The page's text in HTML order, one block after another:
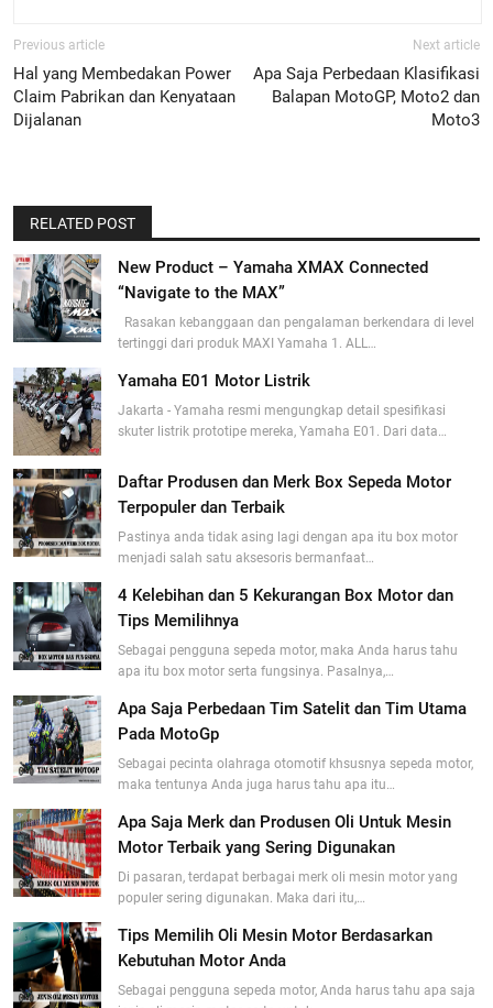
Previous article
Hal yang Membedakan Power
Claim Pabrikan dan Kenyataan
Dijalanan
Next article
Apa Saja Perbedaan Klasifikasi
Balapan MotoGP, Moto2 dan
Moto3
RELATED POST
New Product – Yamaha XMAX Connected
“Navigate to the MAX”
Rasakan kebanggaan dan pengalaman berkendara di level
tertinggi dari produk MAXI Yamaha 1. ALL…
Yamaha E01 Motor Listrik
Jakarta - Yamaha resmi mengungkap detail spesifikasi
skuter listrik prototipe mereka, Yamaha E01. Dari data…
Daftar Produsen dan Merk Box Sepeda Motor
Terpopuler dan Terbaik
Pastinya anda tidak asing lagi dengan apa itu box motor
menjadi salah satu aksesoris bermanfaat…
4 Kelebihan dan 5 Kekurangan Box Motor dan
Tips Memilihnya
Sebagai pengguna sepeda motor, maka Anda harus tahu
apa itu box motor serta fungsinya. Pasalnya,…
Apa Saja Perbedaan Tim Satelit dan Tim Utama
Pada MotoGp
Sebagai pecinta olahraga otomotif khsusnya sepeda motor,
maka tentunya Anda juga harus tahu apa itu…
Apa Saja Merk dan Produsen Oli Untuk Mesin
Motor Terbaik yang Sering Digunakan
Di pasaran, terdapat berbagai merk oli mesin motor yang
populer sering digunakan. Maka dari itu,…
Tips Memilih Oli Mesin Motor Berdasarkan
Kebutuhan Motor Anda
Sebagai pengguna sepeda motor, Anda harus tahu apa saja